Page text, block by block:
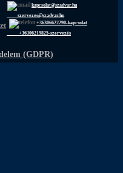
kapcsolat@szadvar.hu
szervezes@szadvar.hu
+36306622290-kapcsolat
+36306219825-szervezés
(GDPR)